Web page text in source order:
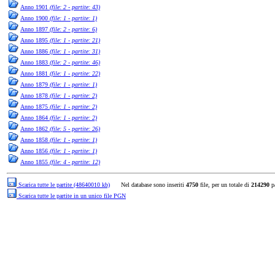
Anno 1901 (file: 2 - partite: 43)
Anno 1900 (file: 1 - partite: 1)
Anno 1897 (file: 2 - partite: 6)
Anno 1895 (file: 1 - partite: 21)
Anno 1886 (file: 1 - partite: 31)
Anno 1883 (file: 2 - partite: 46)
Anno 1881 (file: 1 - partite: 22)
Anno 1879 (file: 1 - partite: 1)
Anno 1878 (file: 1 - partite: 2)
Anno 1875 (file: 1 - partite: 2)
Anno 1864 (file: 1 - partite: 2)
Anno 1862 (file: 5 - partite: 26)
Anno 1858 (file: 1 - partite: 1)
Anno 1856 (file: 1 - partite: 1)
Anno 1855 (file: 4 - partite: 12)
Scarica tutte le partite (48640010 kb) Nel database sono inseriti 4750 file, per un totale di 214290
Scarica tutte le partite in un unico file PGN